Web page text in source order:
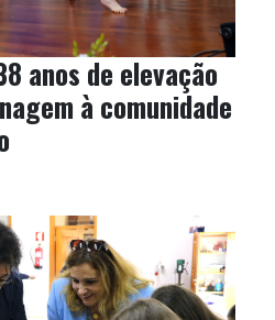
anos de elevação
à comunidade